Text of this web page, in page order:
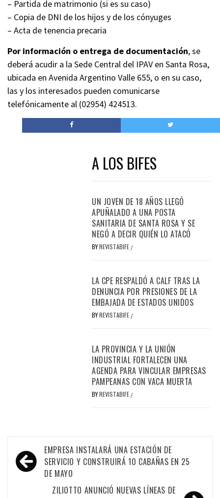
– Partida de matrimonio (si es su caso)
– Copia de DNI de los hijos y de los cónyuges
– Acta de tenencia precaria
Por información o entrega de documentación, se
deberá acudir a la Sede Central del IPAV en Santa Rosa,
ubicada en Avenida Argentino Valle 655, o en su caso,
las y los interesados pueden comunicarse
telefónicamente al (02954) 424513.
A LOS BIFES
UN JOVEN DE 18 AÑOS LLEGÓ
APUÑALADO A UNA POSTA
SANITARIA DE SANTA ROSA Y SE
NEGÓ A DECIR QUIÉN LO ATACÓ
BYREVISTABIFE /
LA CPE RESPALDÓ A CALF TRAS LA
DENUNCIA POR PRESIONES DE LA
EMBAJADA DE ESTADOS UNIDOS
BYREVISTABIFE /
LA PROVINCIA Y LA UNIÓN
INDUSTRIAL FORTALECEN UNA
AGENDA PARA VINCULAR EMPRESAS
PAMPEANAS CON VACA MUERTA
BYREVISTABIFE /
Navegación
de
entradas
EMPRESA INSTALARÁ UNA ESTACIÓN DE
SERVICIO Y CONSTRUIRÁ 10 CABAÑAS EN 25
DE MAYO
ZILIOTTO ANUNCIÓ NUEVAS LÍNEAS DE